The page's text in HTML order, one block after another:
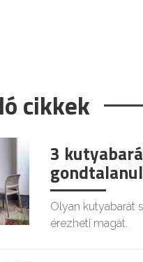
cikkek
3
Olyan kutyabarát
érezheti magát.